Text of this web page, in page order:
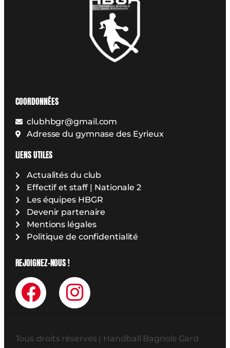
COORDONNÉES
clubhbgr@gmail.com
Adresse du gymnase des Eyrieux
LIENS UTILES
Actualités du club
Effectif et staff | Nationale 2
Les équipes HBGR
Devenir partenaire
Mentions légales
Politique de confidentialité
REJOIGNEZ-NOUS !
Tous droits réservés | Handball Bagnols Gard